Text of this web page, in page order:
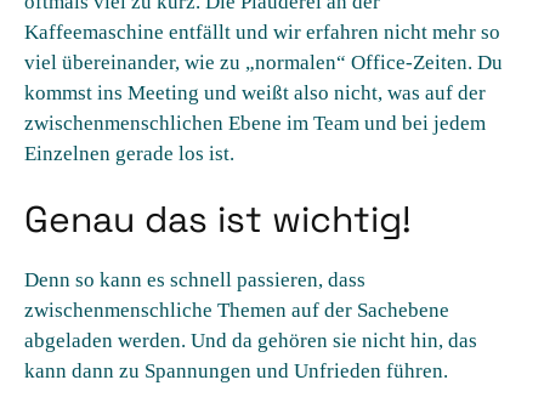
Kaffeemaschine entfällt und wir erfahren nicht mehr so
viel übereinander, wie zu „normalen“ Office-Zeiten. Du
kommst ins Meeting und weißt also nicht, was auf der
zwischenmenschlichen Ebene im Team und bei jedem
Einzelnen gerade los ist.
Genau das ist wichtig!
Denn so kann es schnell passieren, dass
zwischenmenschliche Themen auf der Sachebene
abgeladen werden. Und da gehören sie nicht hin, das
kann dann zu Spannungen und Unfrieden führen.